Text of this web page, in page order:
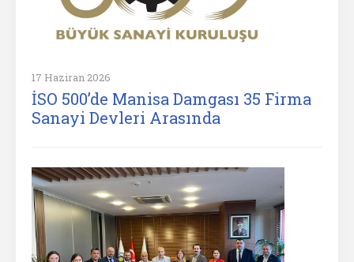
17 Haziran 2026
İSO 500’de Manisa Damgası 35 Firma
Sanayi Devleri Arasında